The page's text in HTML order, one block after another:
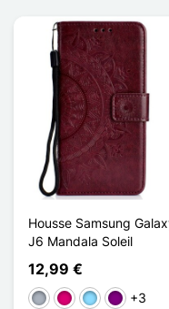
Housse Samsung
J6 Mandala Soleil
12,99 €
Gris MagentaAzul claro
Púrpura
+3